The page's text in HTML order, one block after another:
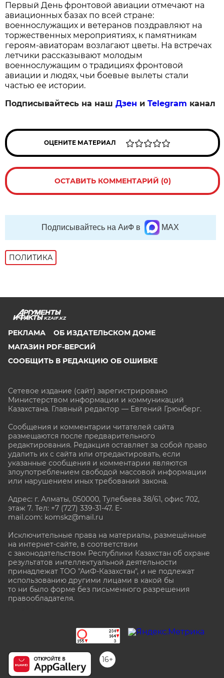
Первый День фронтовой авиации отмечают на
авиационных базах по всей стране:
военнослужащих и ветеранов поздравляют на
торжественных мероприятиях, к памятникам
героям‑авиаторам возлагают цветы. На встречах
летчики рассказывают молодым
военнослужащим о традициях фронтовой
авиации и людях, чьи боевые вылеты стали
частью ее истории.
Подписывайтесь на нашДзен иTelegram канал
ОЦЕНИТЕ МАТЕРИАЛ
ОСТАВИТЬ КОММЕНТАРИЙ (0)
Подписывайтесь на АиФ в MAX
ПОЛИТИКА
KZAIF.KZ
РЕКЛАМА
ОБ ИЗДАТЕЛЬСКОМ ДОМЕ
МАГАЗИН PDF-ВЕРСИЙ
СООБЩИТЬ В РЕДАКЦИЮ ОБ ОШИБКЕ
Сетевое издание (сайт) зарегистрировано
Министерством информации и коммуникаций
Казахстана. Главный редактор — Евгений Грюнберг.
Сообщения и комментарии читателей сайта
размещаются после предварительного
редактирования. Редакция оставляет за собой право
удалить их с сайта или отредактировать, если
указанные сообщения и комментарии являются
злоупотреблением свободой массовой информации
или нарушением иных требований закона.
Адрес: г. Алматы, 050000, Тулебаева 38/61, офис 702,
этаж 7. Тел: +7 (727) 339-31-47. E-
mail.com: komskz@mail.ru
Исключительные права на материалы, размещённые
на интернет-сайте, в соответствии
с законодательством Республики Казахстан об охране
результатов интеллектуальной деятельности
принадлежат ТОО "АиФ-Казахстан", и не подлежат
использованию другими лицами в какой бы
то ни было форме без письменного разрешения
правообладателя.
16+